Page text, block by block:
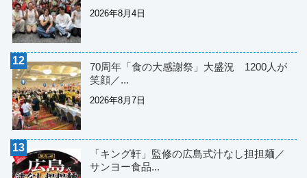
2026年8月4日
70周年「食の大感謝祭」大盛況 1200人が
笑顔／...
2026年8月7日
「キング軒」監修の広島式汁なし担担麺／
サンヨー食品...